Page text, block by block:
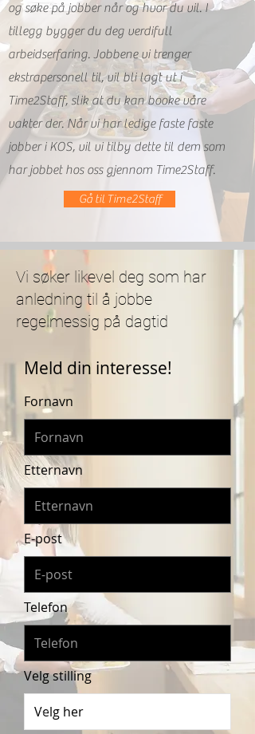
og søke på jobber når og hvor du vil. I
tillegg bygger du deg verdifull
arbeidserfaring. Jobbene vi trenger
ekstrapersonell til, vil bli lagt ut i
Time2Staff, slik at du kan booke våre
vakter der. Når vi har ledige faste faste
jobber i KOS, vil vi tilby dette til dem som
har jobbet hos oss gjennom Time2Staff.
Gå til Time2Staff
Vi søker likevel deg som har
anledning til å jobbe
regelmessig på dagtid
Meld din interesse!
Fornavn
Etternavn
E-post
Telefon
Velg stilling